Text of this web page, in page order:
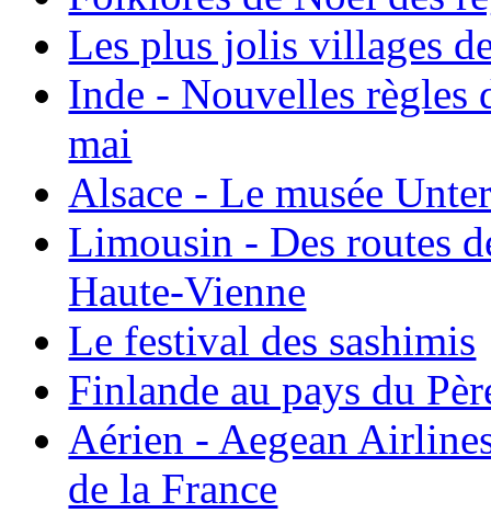
Les plus jolis villages
Inde - Nouvelles règles
mai
Alsace - Le musée
Limousin - Des routes
Haute-Vienne
Le festival des sashimis
Finlande au pays du
Aérien - Aegean
de la France